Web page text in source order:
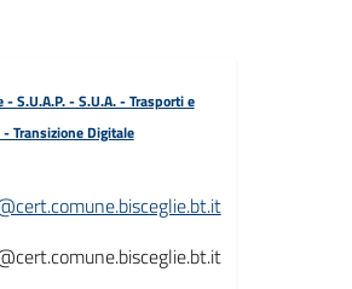
S.U.A.P. - S.U.A. - Trasporti e
Transizione Digitale